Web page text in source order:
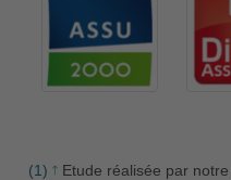
(1) Etude réalisée par